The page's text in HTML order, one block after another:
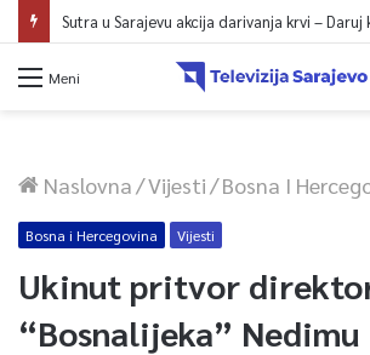
Meni
Naslovna/Vijesti/Bosna I
Bosna i Hercegovina Vijesti
Ukinut pritvor
“Bosnalijeka” Nedimu